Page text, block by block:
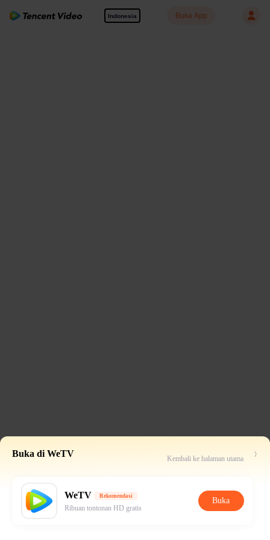
Indonesia Buka App
Buka di WeTV Kembali ke halaman utama
WeTV Rekomendasi
Ribuan tontonan HD gratis
Buka